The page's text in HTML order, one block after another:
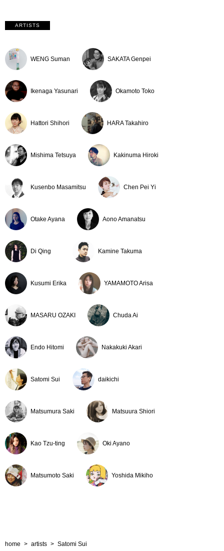
Shukado / Tokyo
2019
[ Art Olympia2019] Exhibition / Tokyo Metropolitan Art
第3回 アートオリンピア2019 佳作
2018
東京藝術大学 油画研究生報告展示-／東京藝術大学 立体
工房･YUGA Gallery（東京）
三人展「流浪/痕跡/光景」／ Gallery Valeur（愛知）
構内（東京）
第2回 アートオリンピア2017 学生部門 第6位 上位入賞
／学生部門 審査員特別賞 ブレット･リットマン
修了制作「静かな叫びを紡ぐ」／帝京大学博物館
台東区環境ふれあい館ひまわり作品展示／台東区環境ふ
2016 藝大×EXPO展／Gallery・MARUHI (東京)
2015
第63回 東京藝術大学 卒業・修了作品展」／東京都美術
芸大・茨大・筑波大卒業修了制作選抜展／東海ステーシ
ョンギャラリー（茨城）
ARTISTS
WENG Suman SAKATA Genpei
Ikenaga Yasunari Okamoto Toko
Hattori Shihori HARA Takahiro
Mishima Tetsuya Kakinuma Hiroki
Kusenbo Masamitsu Chen Pei Yi
Otake Ayana Aono Amanatsu
Di Qing Kamine Takuma
Kusumi Erika YAMAMOTO Arisa
MASARU OZAKI Chuda Ai
Endo Hitomi Nakakuki Akari
Satomi Sui daikichi
Matsumura Saki Matsuura Shiori
Kao Tzu-ting Oki Ayano
Matsumoto Saki Yoshida Mikiho
home > artists > Satomi Sui